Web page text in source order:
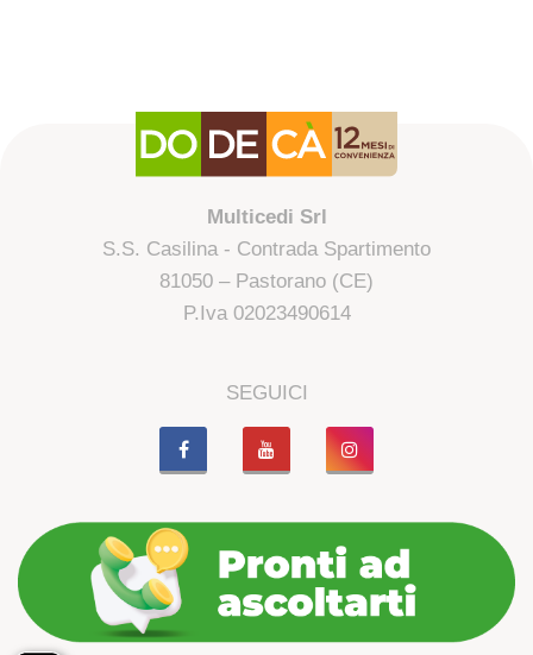
Multicedi Srl
S.S. Casilina - Contrada Spartimento
81050 – Pastorano (CE)
P.Iva 02023490614
SEGUICI